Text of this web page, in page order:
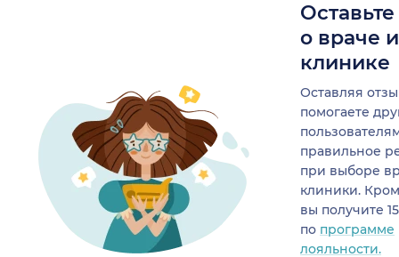
о враче
клинике
Оставляя
помогаете
правильное
при выборе
клиники.
вы получите
по программе
лояльности.